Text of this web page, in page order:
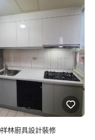
祥林廚具設計裝修